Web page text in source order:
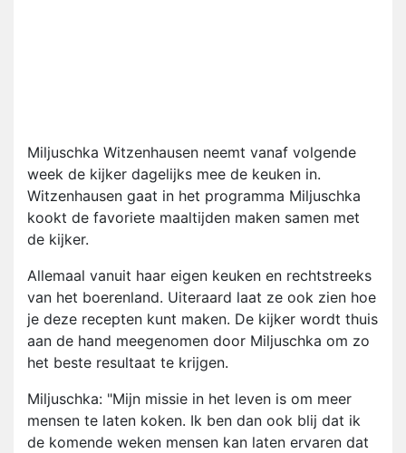
Miljuschka Witzenhausen neemt vanaf volgende
week de kijker dagelijks mee de keuken in.
Witzenhausen gaat in het programma Miljuschka
kookt de favoriete maaltijden maken samen met
de kijker.
Allemaal vanuit haar eigen keuken en rechtstreeks
van het boerenland. Uiteraard laat ze ook zien hoe
je deze recepten kunt maken. De kijker wordt thuis
aan de hand meegenomen door Miljuschka om zo
het beste resultaat te krijgen.
Miljuschka: "Mijn missie in het leven is om meer
mensen te laten koken. Ik ben dan ook blij dat ik
de komende weken mensen kan laten ervaren dat